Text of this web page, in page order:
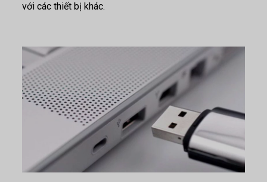
với các thiết bị khác.